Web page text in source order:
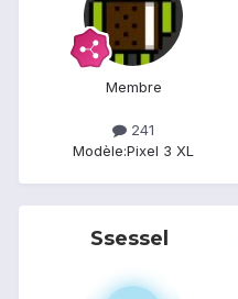
Membre
241
Modèle:Pixel 3 XL
Ssessel